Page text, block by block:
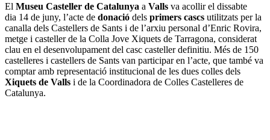
El Museu Casteller de Catalunya a Valls va acollir el dissabte
dia 14 de juny, l’acte de donació dels primers cascs utilitzats per la
canalla dels Castellers de Sants i de l’arxiu personal d’Enric Rovira,
metge i casteller de la Colla Jove Xiquets de Tarragona, considerat
clau en el desenvolupament del casc casteller definitiu. Més de 150
castelleres i castellers de Sants van participar en l’acte, que també va
comptar amb representació institucional de les dues colles dels
Xiquets de Valls i de la Coordinadora de Colles Castelleres de
Catalunya.